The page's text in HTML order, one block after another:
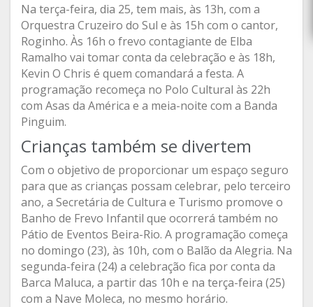
Na terça-feira, dia 25, tem mais, às 13h, com a
Orquestra Cruzeiro do Sul e às 15h com o cantor,
Roginho. Às 16h o frevo contagiante de Elba
Ramalho vai tomar conta da celebração e às 18h,
Kevin O Chris é quem comandará a festa. A
programação recomeça no Polo Cultural às 22h
com Asas da América e a meia-noite com a Banda
Pinguim.
Crianças também se divertem
Com o objetivo de proporcionar um espaço seguro
para que as crianças possam celebrar, pelo terceiro
ano, a Secretária de Cultura e Turismo promove o
Banho de Frevo Infantil que ocorrerá também no
Pátio de Eventos Beira-Rio. A programação começa
no domingo (23), às 10h, com o Balão da Alegria. Na
segunda-feira (24) a celebração fica por conta da
Barca Maluca, a partir das 10h e na terça-feira (25)
com a Nave Moleca, no mesmo horário.